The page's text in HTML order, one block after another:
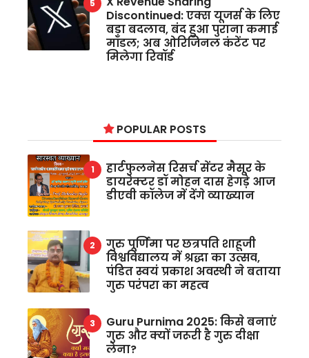
Discontinued: एक्स यूजर्स के लिए
बड़ा बदलाव, बंद हुआ पुराना कमाई
मॉडल; अब ओरिजिनल कंटेंट पर
मिलेगा रिवॉर्ड
POPULAR POSTS
हार्टफुलनेस रिसर्च सेंटर मैसूर के
डायरेक्टर डॉ मोहन दास हेगड़े आज
डीएवी कॉलेज में देंगे व्याख्यान
गुरु पूर्णिमा पर छत्रपति शाहूजी
विश्वविद्यालय में श्रद्धा का उत्सव,
पंडित स्वयं प्रकाश अवस्थी ने बताया
गुरु परंपरा का महत्व
Guru Purnima 2025: किसे बनाएं
गुरु और क्यों जरूरी है गुरु दीक्षा
लेना?